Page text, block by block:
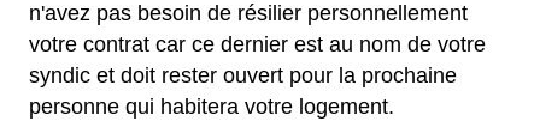
n'avez pas besoin de résilier personnellement
votre contrat car ce dernier est au nom de votre
syndic et doit rester ouvert pour la prochaine
personne qui habitera votre logement.